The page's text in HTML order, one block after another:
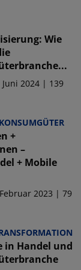
Wie
2024 | 139
+
–
+ Mobile
2023 | 79
in Handel und